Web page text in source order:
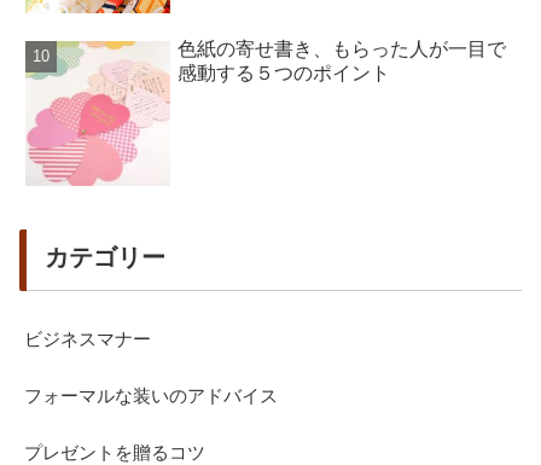
色紙の寄せ書き、もらった人が一目で
感動する５つのポイント
カテゴリー
ビジネスマナー
フォーマルな装いのアドバイス
プレゼントを贈るコツ